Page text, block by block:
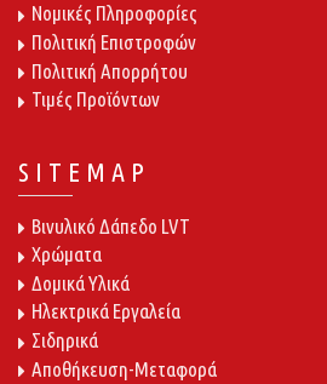
Νομικές Πληροφορίες
Πολιτική Επιστροφών
Πολιτική Απορρήτου
Τιμές Προϊόντων
SITEMAP
Βινυλικό Δάπεδο LVT
Χρώματα
Δομικά Υλικά
Ηλεκτρικά Εργαλεία
Σιδηρικά
Αποθήκευση-Μεταφορά